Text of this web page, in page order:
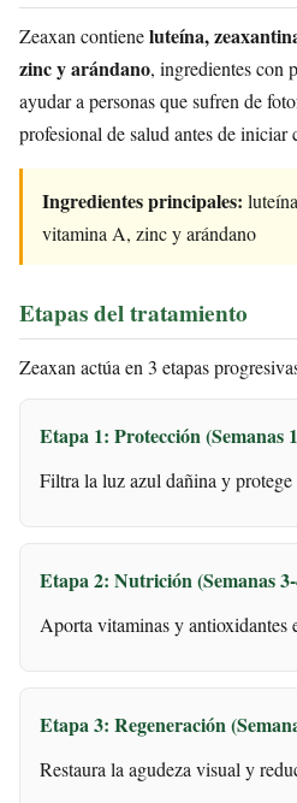
Zeaxan contieneluteína,
zinc y arándano, ingredientes con
ayudar a personas que sufren de
profesional de salud antes de iniciar
Ingredientes principales:
vitamina A, zinc y arándano
Etapas del tratamiento
Zeaxan actúa en 3 etapas
Etapa 1: Protección (Semanas
Filtra la luz azul dañina y
Etapa 2: Nutrición (Semanas
Aporta vitaminas y antioxidantes
Etapa 3: Regeneración
Restaura la agudeza visual y